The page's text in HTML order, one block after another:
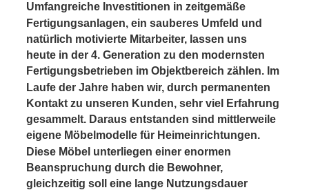
Umfangreiche Investitionen in zeitgemäße
Fertigungsanlagen, ein sauberes Umfeld und
natürlich motivierte Mitarbeiter, lassen uns
heute in der 4. Generation zu den modernsten
Fertigungsbetrieben im Objektbereich zählen. Im
Laufe der Jahre haben wir, durch permanenten
Kontakt zu unseren Kunden, sehr viel Erfahrung
gesammelt. Daraus entstanden sind mittlerweile
eigene Möbelmodelle für Heimeinrichtungen.
Diese Möbel unterliegen einer enormen
Beanspruchung durch die Bewohner,
gleichzeitig soll eine lange Nutzungsdauer